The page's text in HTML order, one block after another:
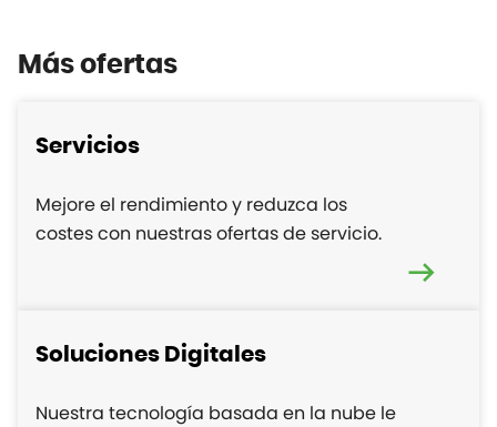
Más ofertas
Servicios
Mejore el rendimiento y reduzca los
costes con nuestras ofertas de servicio.
Soluciones Digitales
Nuestra tecnología basada en la nube le